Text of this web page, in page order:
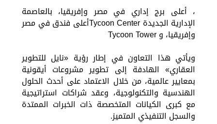
، أعلى برج إداري في مصر وإفريقيا، بالعاصمة
الإدارية الجديدة Tycoon Centerأعلى فندق في مصر
وإفريقيا، و Tycoon Tower
ويأتي هذا التعاون في إطار رؤية «نايل للتطوير
العقاري» الهادفة إلى تطوير مشروعات أيقونية
بمعايير عالمية، من خلال الاعتماد على أحدث الحلول
الهندسية والتكنولوجية، وعقد شراكات استراتيجية
مع كبرى الكيانات المتخصصة ذات الخبرات الممتدة
والسجل التنفيذي المتميز.